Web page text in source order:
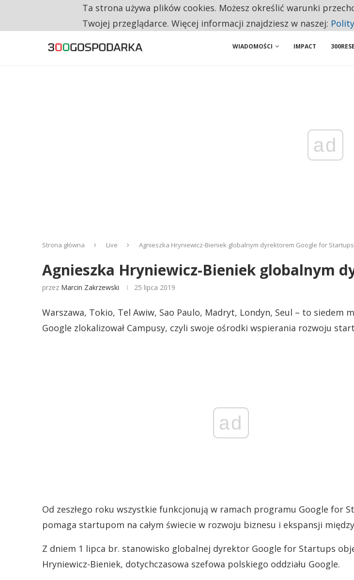
RESTRYKCJE CHIN UDERZAJĄ W EUROPEJSKI PRZEMYSŁ. NA LIŚCIE SĄ DWA PODMIOTY Z
WIADOMOŚCI IMPACT
ad
Strona główna Live Agnieszka Hryniewicz-Bieniek globalnym dyrektorem Google for Startups
Agnieszka Hryniewicz-Bieniek globalnym
przez Marcin Zakrzewski 25 lipca 2019
Warszawa, Tokio, Tel Awiw, Sao Paulo, Madryt, Londyn, Seul – to siedem
Google zlokalizował Campusy, czyli swoje ośrodki wspierania rozwoju
ad
Od zeszłego roku wszystkie funkcjonują w ramach programu Google for
pomaga startupom na całym świecie w rozwoju biznesu i ekspansji
Z dniem 1 lipca br. stanowisko globalnej dyrektor Google for Startups
Hryniewicz-Bieniek, dotychczasowa szefowa polskiego oddziału Google.
Ta strona używa plików cookies. Możesz określić warunki
Twojej przeglądarce. Więcej informacji znajdziesz w naszej: